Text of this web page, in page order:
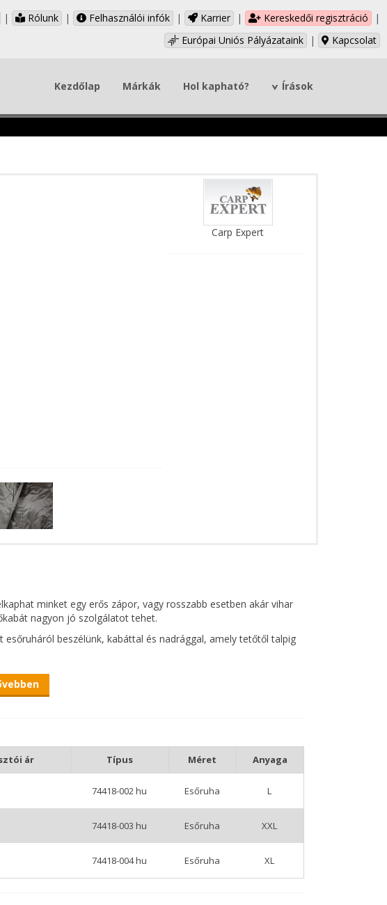
| Rólunk | Felhasználói infók | Karrier | Kereskedői regisztráció
|
Európai Uniós Pályázataink
| Kapcsolat
Kezdőlap Márkák Hol kapható? Írások
Carp Expert
minket egy erős zápor, vagy rosszabb esetben akár vihar
nagyon jó szolgálatot tehet.
beszélünk, kabáttal és nadrággal, amely tetőtől talpig
köszönhetően minden horgász megtalálja a neki megfelelő
egy szép fogás reményében.
ár Típus Méret Anyaga
74418-002 hu Esőruha L
74418-003 hu Esőruha XXL
74418-004 hu Esőruha XL